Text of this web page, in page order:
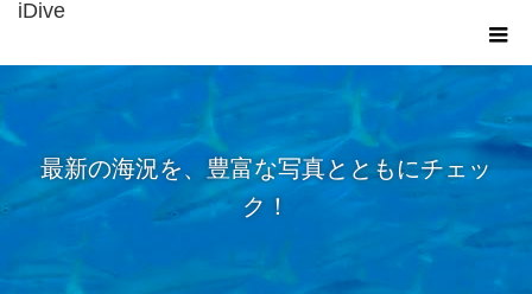
iDive
最新の海況を、豊富な写真とともにチェッ
ク！